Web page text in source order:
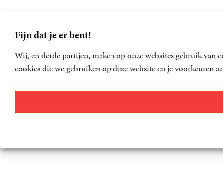
Fijn dat je er bent!
Wij, en derde partijen, maken op onze websites gebruik van
cookies die we gebruiken op deze website en je voorkeuren